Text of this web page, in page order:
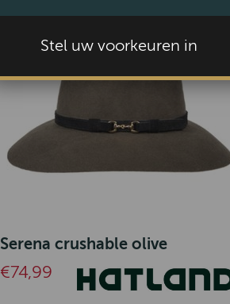
Serena crushable olive
€74,99
Stel uw voorkeuren in